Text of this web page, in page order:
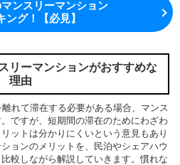
マンスリーマンション
ング！【必見】
リーマンションがおすすめな
理由
れて滞在する必要がある場合、マンス
ですが、短期間の滞在のためにわざわ
ットは分かりにくいという意見もあり
ョンのメリットを、民泊やシェアハウ
較しながら解説していきます。慣れな